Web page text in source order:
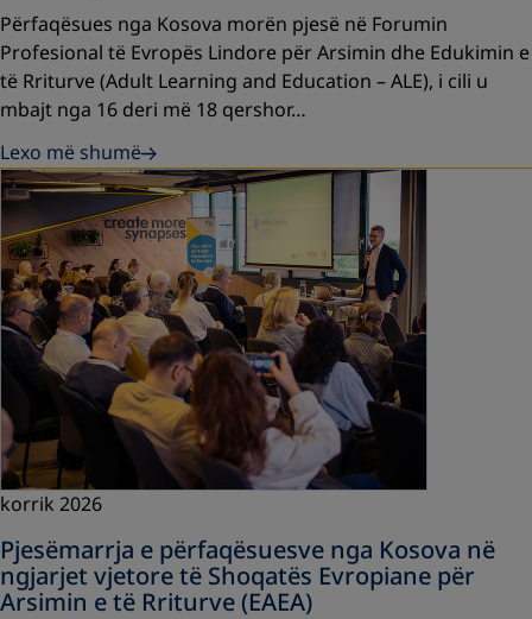
Përfaqësues nga Kosova morën pjesë në Forumin
Profesional të Evropës Lindore për Arsimin dhe Edukimin e
të Rriturve (Adult Learning and Education – ALE), i cili u
mbajt nga 16 deri më 18 qershor…
Lexo më shumë
korrik 2026
Pjesëmarrja e përfaqësuesve nga Kosova në
ngjarjet vjetore të Shoqatës Evropiane për
Arsimin e të Rriturve (EAEA)